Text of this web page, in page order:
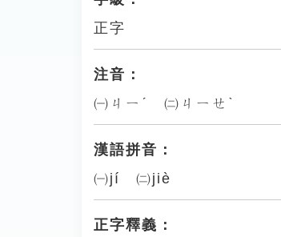
正字
注音：
㈠ㄐㄧˊ ㈡ㄐㄧㄝˋ
漢語拼音：
㈠jí ㈡jiè
正字釋義：